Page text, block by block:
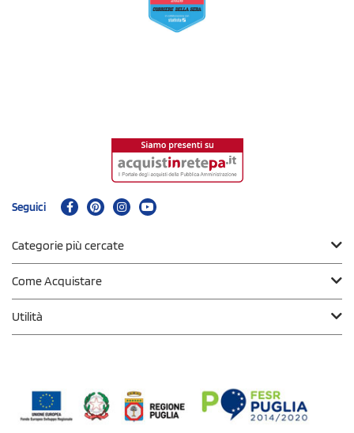
Seguici
Categorie più cercate
Come Acquistare
Utilità